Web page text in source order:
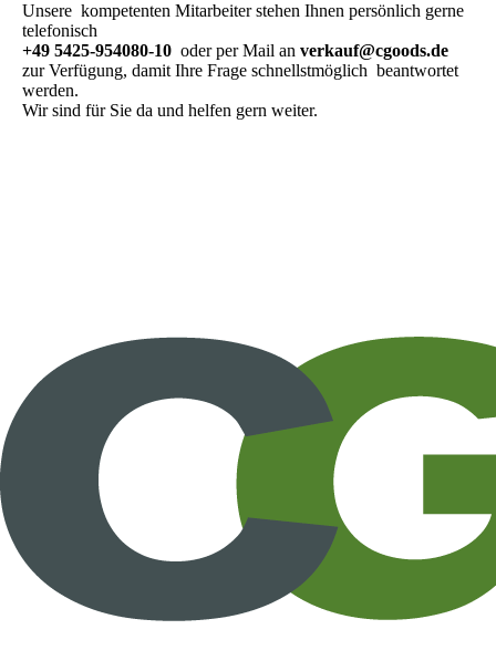
Unsere kompetenten Mitarbeiter stehen Ihnen persönlich gerne
telefonisch
+49 5425-954080-10 oder per Mail an verkauf@cgoods.de
zur Verfügung, damit Ihre Frage schnellstmöglich beantwortet
werden.
Wir sind für Sie da und helfen gern weiter.